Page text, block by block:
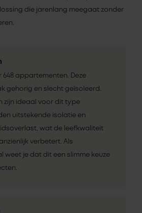
die jarenlang meegaat zonder
648 appartementen. Deze
gehorig en slecht geïsoleerd.
zijn ideaal voor dit type
uitstekende isolatie en
wat de leefkwaliteit
verbetert. Als
weet je dat dit een slimme keuze